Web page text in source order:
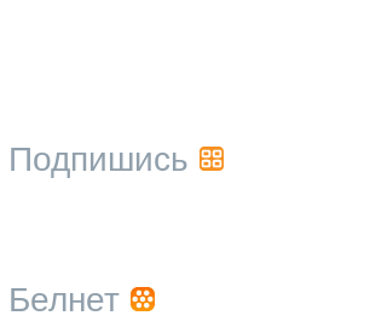
Подпишись
Белнет